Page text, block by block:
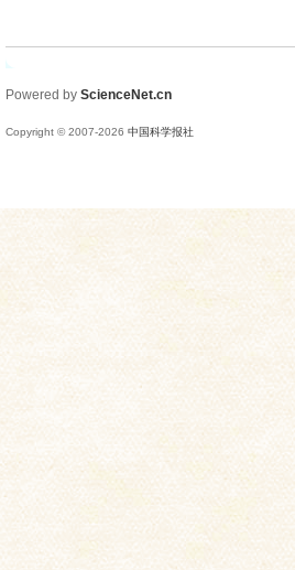
Powered by ScienceNet.cn
Copyright © 2007-2026 中国科学报社